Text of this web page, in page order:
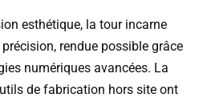
esthétique, la tour incarne
rendue possible grâce
numériques avancées. La
de fabrication hors site ont